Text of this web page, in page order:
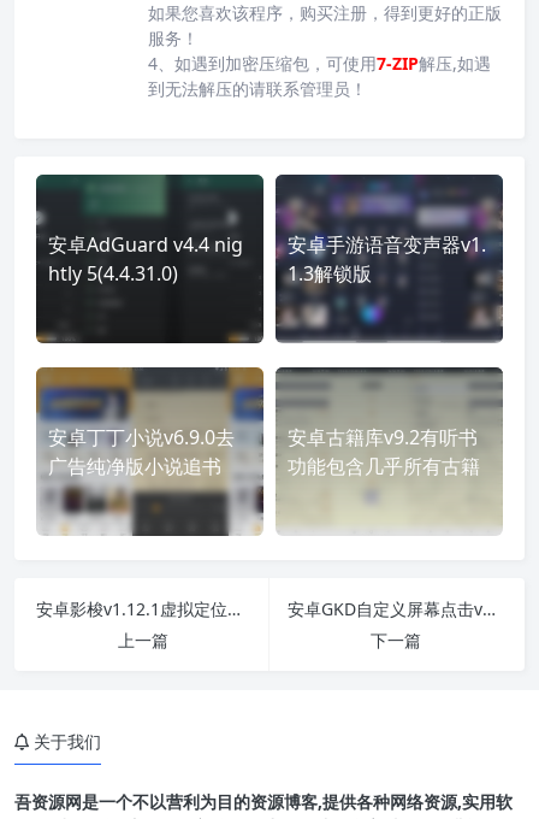
如果您喜欢该程序，购买注册，得到更好的正版
服务！
4、如遇到加密压缩包，可使用7-ZIP解压,如遇
到无法解压的请联系管理员！
安卓AdGuard v4.4 nig
htly 5(4.4.31.0)
安卓手游语音变声器v1.
1.3解锁版
安卓丁丁小说v6.9.0去
广告纯净版小说追书
安卓古籍库v9.2有听书
功能包含几乎所有古籍
安卓影梭v1.12.1虚拟定位软件
上一篇
安卓GKD自定义屏幕点击v1.8.0广告拦截器
下一篇
关于我们
吾资源网是一个不以营利为目的资源博客,提供各种网络资源,实用软